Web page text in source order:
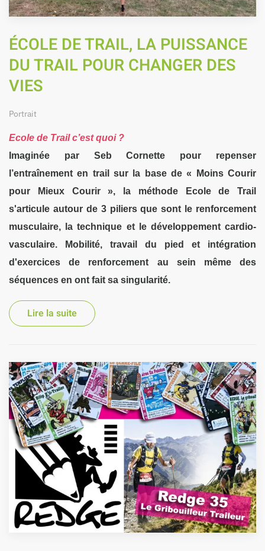
ÉCOLE DE TRAIL, LA PUISSANCE
DU TRAIL POUR CHANGER DES
VIES
Portrait
Ecole de Trail c’est quoi ?
Imaginée par Seb Cornette pour repenser
l’entraînement en trail sur la base de « Moins Courir
pour Mieux Courir », la méthode Ecole de Trail
s'articule autour de 3 piliers que sont le renforcement
musculaire, la technique et le développement cardio-
vasculaire. Mobilité, travail du pied et intégration
d'exercices de renforcement au sein même des
séquences en ont fait sa singularité.
Lire la suite